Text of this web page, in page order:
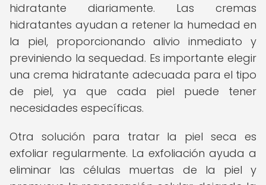
hidratante diariamente. Las cremas
hidratantes ayudan a retener la humedad en
la piel, proporcionando alivio inmediato y
previniendo la sequedad. Es importante elegir
una crema hidratante adecuada para el tipo
de piel, ya que cada piel puede tener
necesidades específicas.
Otra solución para tratar la piel seca es
exfoliar regularmente. La exfoliación ayuda a
eliminar las células muertas de la piel y